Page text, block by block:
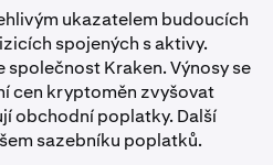
potenciální ceny.
ukazatelem budoucích
spojených s aktivy.
Kraken. Výnosy se
cen kryptoměn zvyšovat
obchodní poplatky. Další
sazebníku poplatků.